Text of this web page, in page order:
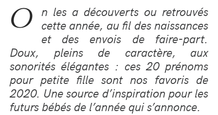
O n les a découverts ou retrouvés
cette année, au fil des naissances
et des envois de faire-part.
Doux, pleins de caractère, aux
sonorités élégantes : ces 20 prénoms
pour petite fille sont nos favoris de
2020. Une source d’inspiration pour les
futurs bébés de l’année qui s’annonce.